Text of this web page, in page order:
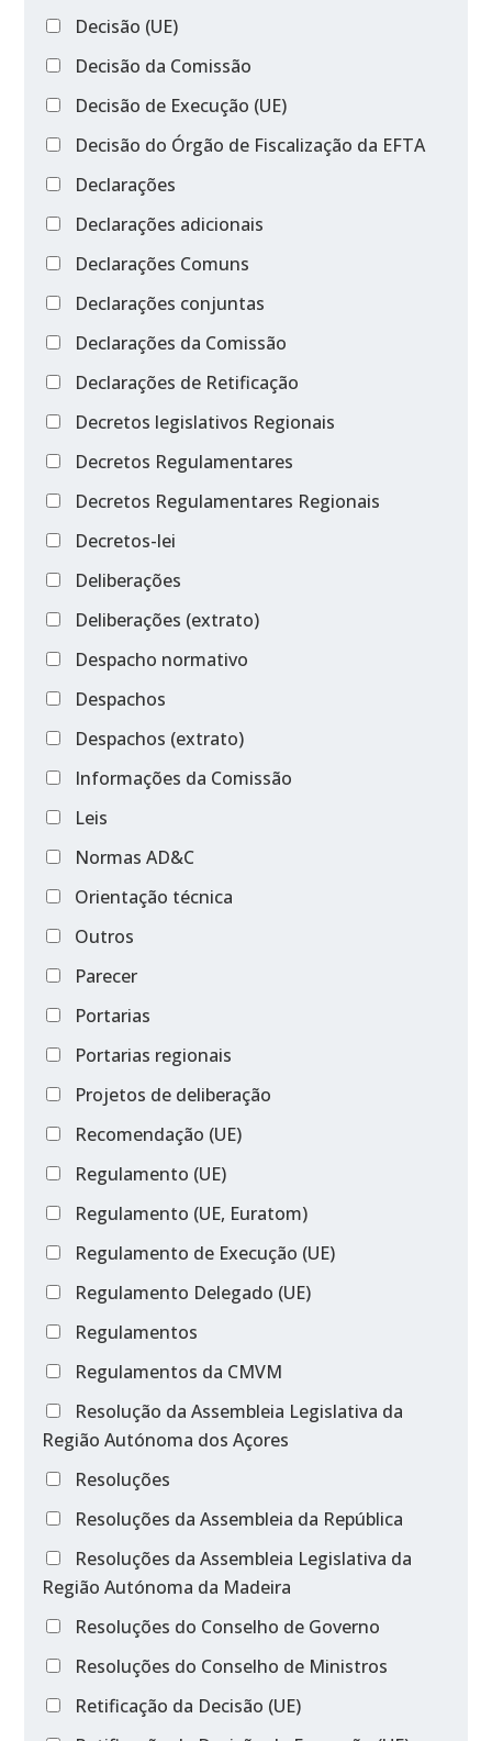
Decisão (UE)
Decisão da Comissão
Decisão de Execução (UE)
Decisão do Órgão de Fiscalização da EFTA
Declarações
Declarações adicionais
Declarações Comuns
Declarações conjuntas
Declarações da Comissão
Declarações de Retificação
Decretos legislativos Regionais
Decretos Regulamentares
Decretos Regulamentares Regionais
Decretos-lei
Deliberações
Deliberações (extrato)
Despacho normativo
Despachos
Despachos (extrato)
Informações da Comissão
Leis
Normas AD&C
Orientação técnica
Outros
Parecer
Portarias
Portarias regionais
Projetos de deliberação
Recomendação (UE)
Regulamento (UE)
Regulamento (UE, Euratom)
Regulamento de Execução (UE)
Regulamento Delegado (UE)
Regulamentos
Regulamentos da CMVM
Resolução da Assembleia Legislativa da
Região Autónoma dos Açores
Resoluções
Resoluções da Assembleia da República
Resoluções da Assembleia Legislativa da
Região Autónoma da Madeira
Resoluções do Conselho de Governo
Resoluções do Conselho de Ministros
Retificação da Decisão (UE)